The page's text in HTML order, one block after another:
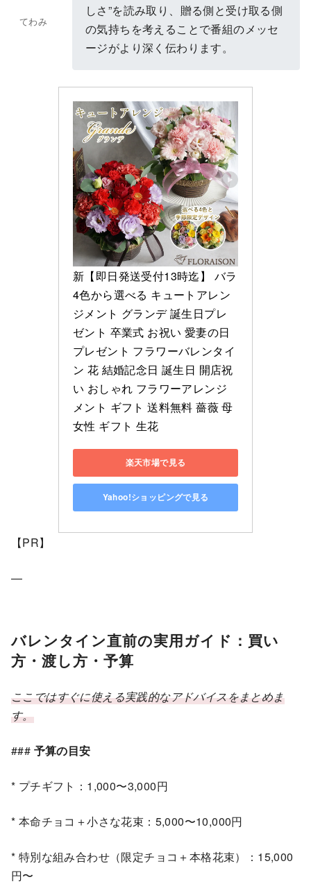
てわみ
しさ”を読み取り、贈る側と受け取る側
の気持ちを考えることで番組のメッセ
ージがより深く伝わります。
新【即日発送受付13時迄】 バラ
4色から選べる キュートアレン
ジメント グランデ 誕生日プレ
ゼント 卒業式 お祝い 愛妻の日
プレゼント フラワーバレンタイ
ン 花 結婚記念日 誕生日 開店祝
い おしゃれ フラワーアレンジ
メント ギフト 送料無料 薔薇 母
女性 ギフト 生花
楽天市場で見る
Yahoo!ショッピングで見る
【PR】
—
バレンタイン直前の実用ガイド：買い
方・渡し方・予算
ここではすぐに使える実践的なアドバイスをまとめま
す。
### 予算の目安
* プチギフト：1,000〜3,000円
* 本命チョコ＋小さな花束：5,000〜10,000円
* 特別な組み合わせ（限定チョコ＋本格花束）：15,000
円〜